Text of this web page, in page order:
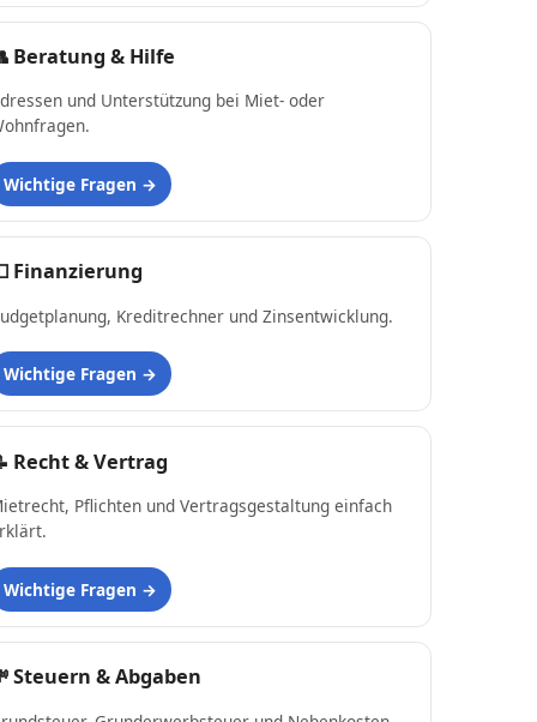
Beratung & Hilfe
und Unterstützung bei Miet- oder
Wichtige Fragen
Finanzierung
Kreditrechner und Zinsentwicklung.
Wichtige Fragen
Recht & Vertrag
Pflichten und Vertragsgestaltung einfach
Wichtige Fragen
Steuern & Abgaben